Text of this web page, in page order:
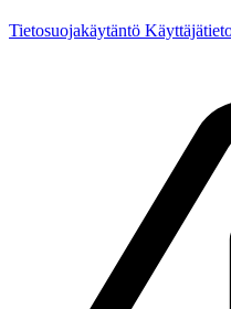
Tietosuojakäytäntö